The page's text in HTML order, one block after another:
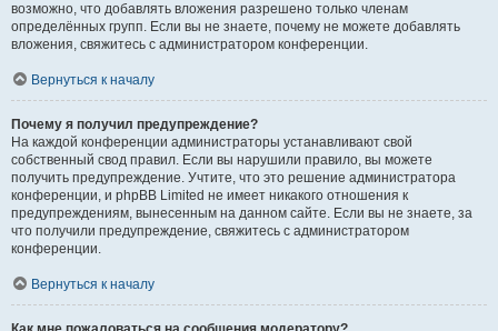
возможно, что добавлять вложения разрешено только членам
определённых групп. Если вы не знаете, почему не можете добавлять
вложения, свяжитесь с администратором конференции.
Вернуться к началу
Почему я получил предупреждение?
На каждой конференции администраторы устанавливают свой
собственный свод правил. Если вы нарушили правило, вы можете
получить предупреждение. Учтите, что это решение администратора
конференции, и phpBB Limited не имеет никакого отношения к
предупреждениям, вынесенным на данном сайте. Если вы не знаете, за
что получили предупреждение, свяжитесь с администратором
конференции.
Вернуться к началу